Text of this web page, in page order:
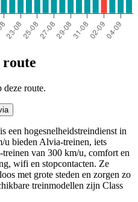
route
deze route.
een hogesnelheidstreindienst in
u bieden Alvia-treinen, iets
van 300 km/u, comfort en
wifi en stopcontacten. Ze
met grote steden en zorgen zo
treinmodellen zijn Class